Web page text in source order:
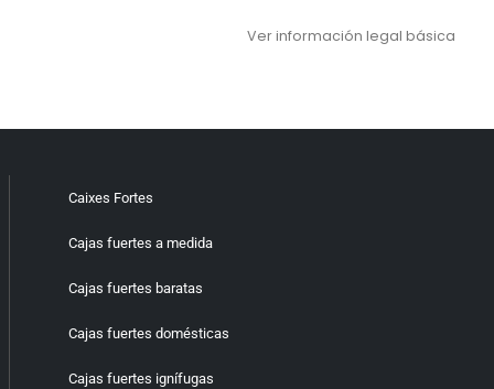
Ver información legal básica
Caixes Fortes
Cajas fuertes a medida
Cajas fuertes baratas
Cajas fuertes domésticas
Cajas fuertes ignífugas